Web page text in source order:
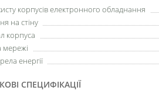
корпусів електронного обладнання
на стіну
корпуса
мережі
енергії
СПЕЦИФІКАЦІЇ